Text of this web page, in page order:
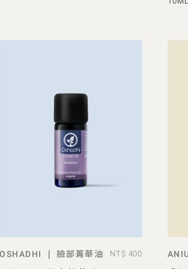
ADD TO BAG
OSHADHI | 臉部菁華油 NT$ 400